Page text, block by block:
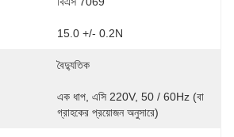
15.0 +/- 0.2N
বৈদ্যুতিক
এক ধাপ, এসি 220V, 50 / 60Hz (বা
গ্রাহকের প্রয়োজন অনুসারে)